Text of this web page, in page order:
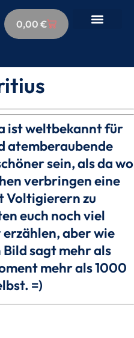
0,00 €
ist weltbekannt für
atemberaubende
sein, als da wo
verbringen eine
Voltigierern zu
euch noch viel
aber wie
Bild sagt mehr als
mehr als 1000
=)